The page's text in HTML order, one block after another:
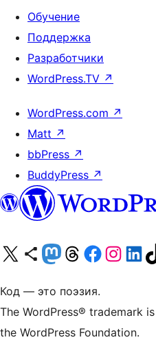
Обучение
Поддержка
Разработчики
WordPress.TV ↗
WordPress.com ↗
Matt ↗
bbPress ↗
BuddyPress ↗
Посетите нас в X (ранее Twitter)
Посетите нашу учётную запись в Bluesky
Посетите нашу ленту в Mastodon
Посетите нашу учётную запись в Threads
Посетите нашу страницу на Facebook
Посетите наш
Посетите нашу
Код — это поэзия.
The WordPress® trademark
the WordPress Foundation.